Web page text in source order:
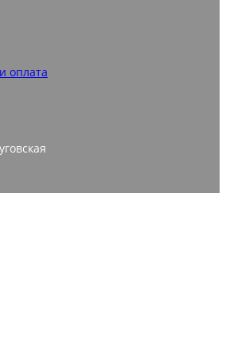
оплата